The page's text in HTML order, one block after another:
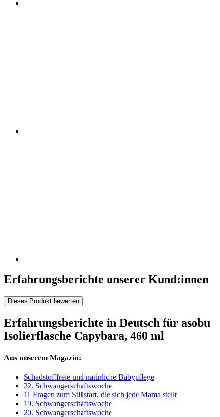
Erfahrungsberichte unserer Kund:innen
Dieses Produkt bewerten
Erfahrungsberichte in Deutsch für asobu
Isolierflasche Capybara, 460 ml
Aus unserem Magazin:
Schadstofffreie und natürliche Babypflege
22. Schwangerschaftswoche
11 Fragen zum Stillstart, die sich jede Mama stellt
19. Schwangerschaftswoche
20. Schwangerschaftswoche